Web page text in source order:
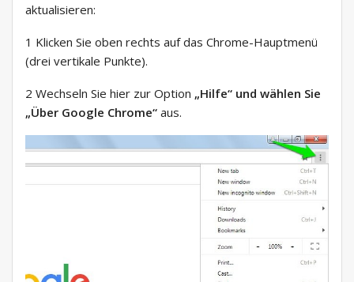
aktualisieren:
1 Klicken Sie oben rechts auf das Chrome-Hauptmenü
(drei vertikale Punkte).
2 Wechseln Sie hier zur Option „Hilfe“ und wählen Sie
„Über Google Chrome“ aus.